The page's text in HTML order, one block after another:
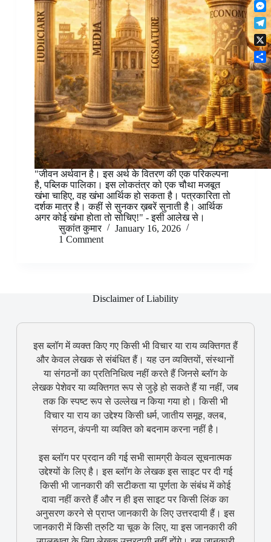
"जीवन अर्थवान है। इस अर्थ के वितरण की एक परिकल्पना
है, पब्लिक पालिका। इस लोकतंत्र को एक चौथा मजबूत
खंभा चाहिए, वह खंभा आर्थिक हो सकता है। पत्रकारिता तो
दर्शक मात्र है। कहीं से सुनकर ख़बरें सुनाती है। आर्थिक
अगर कोई खंभा होता तो सोचिए!" - इसी आलेख से।
सुकांत कुमार
January 16, 2026
1 Comment
Disclaimer of Liability
इस ब्लॉग में व्यक्त किए गए किसी भी विचार या राय व्यक्तिगत हैं
और केवल लेखक से संबंधित हैं। यह उन व्यक्तियों, संस्थानों
या संगठनों का प्रतिनिधित्व नहीं करते हैं जिनसे ब्लॉग के
लेखक पेशेवर या व्यक्तिगत रूप से जुड़े हो सकते हैं या नहीं, जब
तक कि स्पष्ट रूप से उल्लेख न किया गया हो। किसी भी
विचार या राय का उद्देश्य किसी धर्म, जातीय समूह, क्लब,
संगठन, कंपनी या व्यक्ति को बदनाम करना नहीं है।
इस ब्लॉग पर प्रदान की गई सभी सामग्री केवल सूचनात्मक
उद्देश्यों के लिए है। इस ब्लॉग के लेखक इस साइट पर दी गई
किसी भी जानकारी की सटीकता या पूर्णता के संबंध में कोई
दावा नहीं करते हैं और न ही इस साइट पर किसी लिंक का
अनुसरण करने से प्राप्त जानकारी के लिए उत्तरदायी हैं। इस
जानकारी में किसी त्रुटि या चूक के लिए, या इस जानकारी की
o
k
r
e
s
t
t
s
A
p
p
n
k
e
d
I
n
l
i
p
b
o
a
r
d
M
e
s
s
e
n
g
e
r
T
e
l
e
g
r
a
m
X
S
h
a
r
e